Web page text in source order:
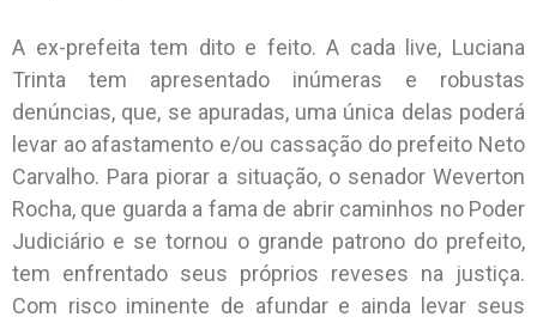
A ex-prefeita tem dito e feito. A cada live, Luciana
Trinta tem apresentado inúmeras e robustas
denúncias, que, se apuradas, uma única delas poderá
levar ao afastamento e/ou cassação do prefeito Neto
Carvalho. Para piorar a situação, o senador Weverton
Rocha, que guarda a fama de abrir caminhos no Poder
Judiciário e se tornou o grande patrono do prefeito,
tem enfrentado seus próprios reveses na justiça.
Com risco iminente de afundar e ainda levar seus